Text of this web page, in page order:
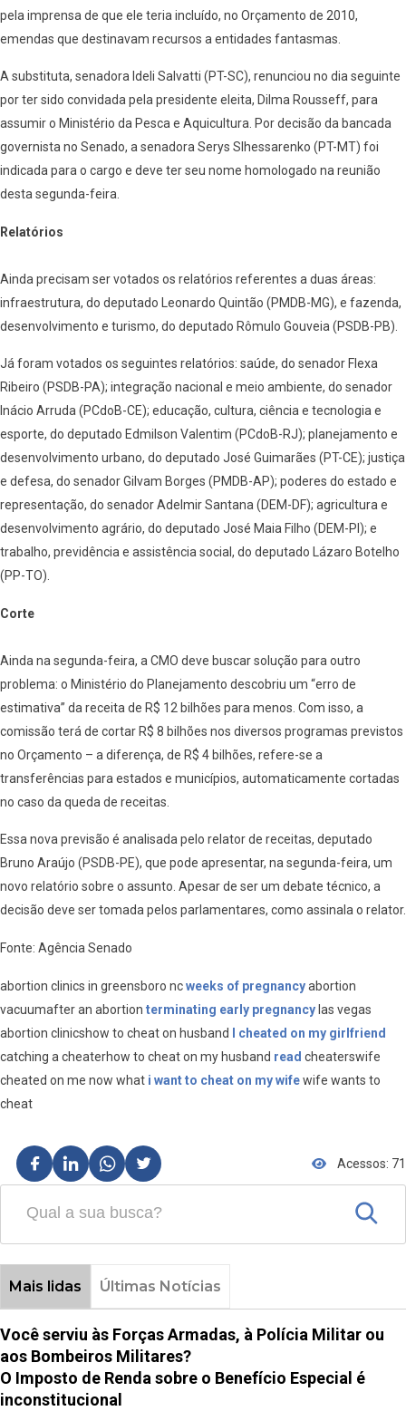
pela imprensa de que ele teria incluído, no Orçamento de 2010,
emendas que destinavam recursos a entidades fantasmas.
A substituta, senadora Ideli Salvatti (PT-SC), renunciou no dia seguinte
por ter sido convidada pela presidente eleita, Dilma Rousseff, para
assumir o Ministério da Pesca e Aquicultura. Por decisão da bancada
governista no Senado, a senadora Serys Slhessarenko (PT-MT) foi
indicada para o cargo e deve ter seu nome homologado na reunião
desta segunda-feira.
Relatórios
Ainda precisam ser votados os relatórios referentes a duas áreas:
infraestrutura, do deputado Leonardo Quintão (PMDB-MG), e fazenda,
desenvolvimento e turismo, do deputado Rômulo Gouveia (PSDB-PB).
Já foram votados os seguintes relatórios: saúde, do senador Flexa
Ribeiro (PSDB-PA); integração nacional e meio ambiente, do senador
Inácio Arruda (PCdoB-CE); educação, cultura, ciência e tecnologia e
esporte, do deputado Edmilson Valentim (PCdoB-RJ); planejamento e
desenvolvimento urbano, do deputado José Guimarães (PT-CE); justiça
e defesa, do senador Gilvam Borges (PMDB-AP); poderes do estado e
representação, do senador Adelmir Santana (DEM-DF); agricultura e
desenvolvimento agrário, do deputado José Maia Filho (DEM-PI); e
trabalho, previdência e assistência social, do deputado Lázaro Botelho
(PP-TO).
Corte
Ainda na segunda-feira, a CMO deve buscar solução para outro
problema: o Ministério do Planejamento descobriu um “erro de
estimativa” da receita de R$ 12 bilhões para menos. Com isso, a
comissão terá de cortar R$ 8 bilhões nos diversos programas previstos
no Orçamento – a diferença, de R$ 4 bilhões, refere-se a
transferências para estados e municípios, automaticamente cortadas
no caso da queda de receitas.
Essa nova previsão é analisada pelo relator de receitas, deputado
Bruno Araújo (PSDB-PE), que pode apresentar, na segunda-feira, um
novo relatório sobre o assunto. Apesar de ser um debate técnico, a
decisão deve ser tomada pelos parlamentares, como assinala o relator.
Fonte: Agência Senado
abortion clinics in greensboro ncweeks of pregnancyabortion
vacuumafter an abortion terminating early pregnancylas vegas
abortion clinicshow to cheat on husband I cheated on my girlfriend
catching a cheaterhow to cheat on my husband read cheaterswife
cheated on me now what i want to cheat on my wifewife wants to
cheat
Acessos: 71
Mais lidas Últimas Notícias
Você serviu às Forças Armadas, à Polícia Militar ou
aos Bombeiros Militares?
O Imposto de Renda sobre o Benefício Especial é
inconstitucional